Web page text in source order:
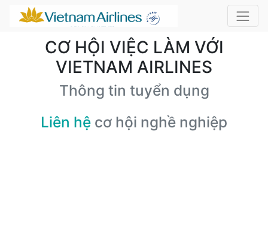
CƠ HỘI VIỆC LÀM VỚI
VIETNAM AIRLINES
Thông tin tuyển dụng
Liên hệ cơ hội nghề nghiệp